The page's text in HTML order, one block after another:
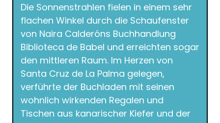
Die Sonnenstrahlen fielen in einem sehr
flachen Winkel durch die Schaufenster
von Naira Calderóns Buchhandlung
Biblioteca de Babel und erreichten sogar
den mittleren Raum. Im Herzen von
Santa Cruz de La Palma gelegen,
verführte der Buchladen mit seinen
wohnlich wirkenden Regalen und
Tischen aus kanarischer Kiefer und der